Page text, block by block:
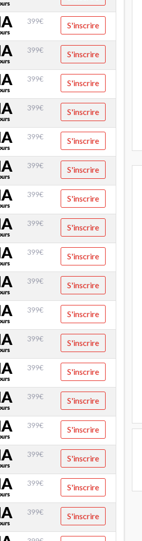
399€ S'inscrire
399€ S'inscrire
399€ S'inscrire
399€ S'inscrire
399€ S'inscrire
399€ S'inscrire
399€ S'inscrire
399€ S'inscrire
399€ S'inscrire
399€ S'inscrire
399€ S'inscrire
399€ S'inscrire
399€ S'inscrire
399€ S'inscrire
399€ S'inscrire
399€ S'inscrire
399€ S'inscrire
399€ S'inscrire